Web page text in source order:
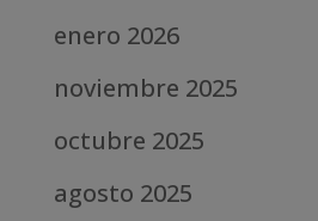
enero 2026
noviembre 2025
octubre 2025
agosto 2025